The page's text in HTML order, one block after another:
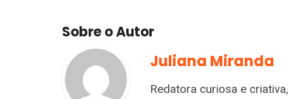
Sobre o Autor
Juliana Miranda
Redatora curiosa e